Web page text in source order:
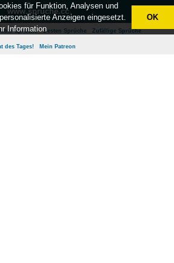
www.sprüche.cc
Sprüche Besten Sprüche Zufällige Sprüche
des Tages! Mein Patreon
für Funktion, Analysen und
Anzeigen eingesetzt.
Information
OK